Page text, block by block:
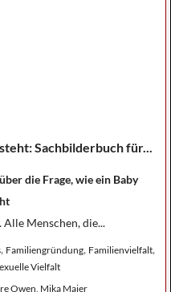
Sachbilderbuch für...
die Frage, wie ein Baby
Menschen, die...
, Familiengründung, Familienvielfalt,
Vielfalt
Owen, Mika Maier